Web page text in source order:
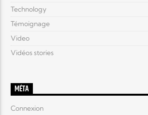
Technology
Témoignage
Video
Vidéos stories
MÉTA
Connexion